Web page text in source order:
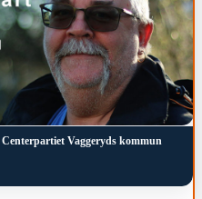
Centerpartiet Vaggeryds kommun